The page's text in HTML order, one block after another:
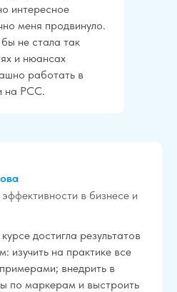
интересное
меня продвинуло.
не стала так
и нюансах
работать в
на РСС.
в бизнесе и
достигла результатов
изучить на практике все
внедрить в
по маркерам и выстроить